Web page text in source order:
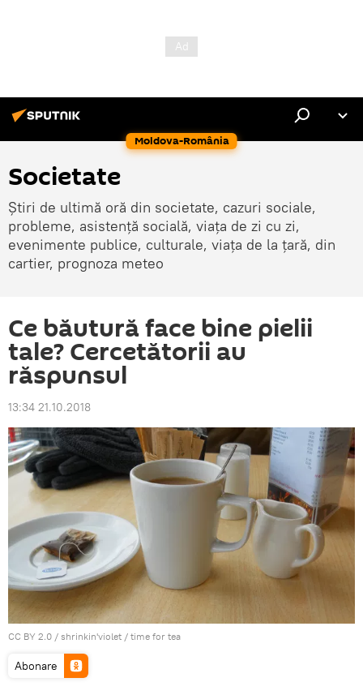
Moldova-România
Societate
Știri de ultimă oră din societate, cazuri sociale,
probleme, asistență socială, viața de zi cu zi,
evenimente publice, culturale, viața de la țară, din
cartier, prognoza meteo
Ce băutură face bine pielii
tale? Cercetătorii au
răspunsul
13:34 21.10.2018
CC BY 2.0 / shrinkin'violet / time for tea
Abonare